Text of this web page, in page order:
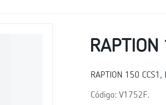
RAPTION
RAPTION 150
Código: V1752F.